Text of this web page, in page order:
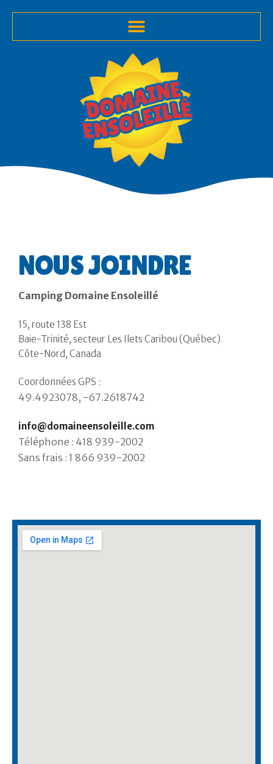
NOUS JOINDRE
Camping Domaine Ensoleillé
15, route 138 Est
Baie-Trinité, secteur Les Ilets Caribou (Québec)
Côte-Nord, Canada
Coordonnées GPS :
49.4923078, -67.2618742
info@domaineensoleille.com
Téléphone : 418 939-2002
Sans frais : 1 866 939-2002